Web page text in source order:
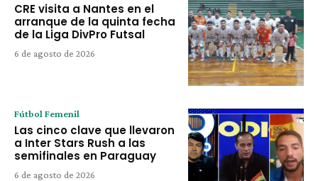
CRE visita a Nantes en el
arranque de la quinta fecha
de la Liga DivPro Futsal
6 de agosto de 2026
Fútbol Femenil
Las cinco clave que llevaron
a Inter Stars Rush a las
semifinales en Paraguay
6 de agosto de 2026